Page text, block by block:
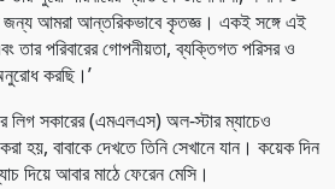
জন্য আমরা আন্তরিকভাবে কৃতজ্ঞ। একই সঙ্গে এই
তার পরিবারের গোপনীয়তা, ব্যক্তিগত পরিসর ও
করছি।’
লিগ সকারের (এমএলএস) অল-স্টার ম্যাচেও
হয়, বাবাকে দেখতে তিনি সেখানে যান। কয়েক দিন
দিয়ে আবার মাঠে ফেরেন মেসি।